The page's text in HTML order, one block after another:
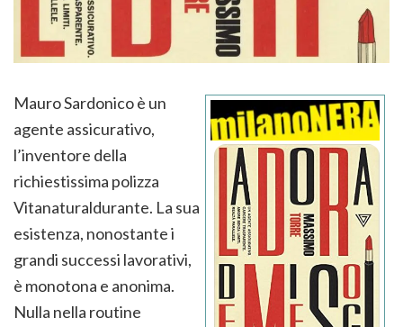
Mauro Sardonico è un
agente assicurativo,
l’inventore della
richiestissima polizza
Vitanaturaldurante. La sua
esistenza, nonostante i
grandi successi lavorativi,
è monotona e anonima.
Nulla nella routine